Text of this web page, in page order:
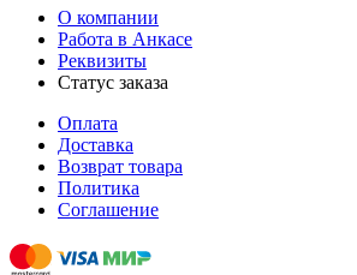
О компании
Работа в Анкасе
Реквизиты
Статус заказа
Оплата
Доставка
Возврат товара
Политика
Соглашение